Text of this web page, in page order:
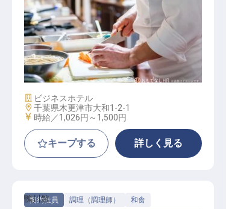
調理スタッフ
施設業態
ビジネスホテル
勤務地
千葉県木更津市大和1-2-1
給与
時給／1,026円～ 1,500円
キープする 詳しく見る
契約社員 調理（調理師） 和食
鴨川館